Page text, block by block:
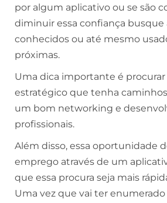
por algum aplicativo ou se são
diminuir essa confiança busque
conhecidos ou até mesmo
próximas.
Uma dica importante é
estratégico que tenha
um bom networking e
profissionais.
Além disso, essa oportunidade
emprego através de um
que essa procura seja mais
Uma vez que vai ter enumerado